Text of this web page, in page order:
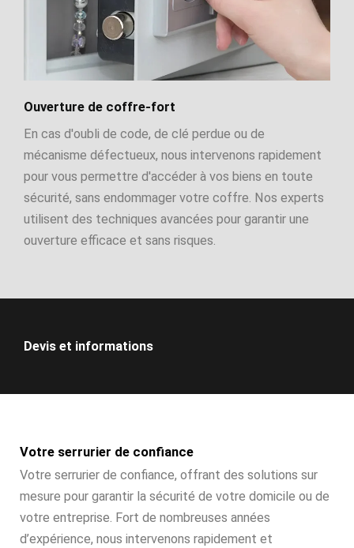
Ouverture de coffre-fort
En cas d'oubli de code, de clé perdue ou de
mécanisme défectueux, nous intervenons rapidement
pour vous permettre d'accéder à vos biens en toute
sécurité, sans endommager votre coffre. Nos experts
utilisent des techniques avancées pour garantir une
ouverture efficace et sans risques.
Devis et informations
Votre serrurier de confiance
Votre serrurier de confiance, offrant des solutions sur
mesure pour garantir la sécurité de votre domicile ou de
votre entreprise. Fort de nombreuses années
d’expérience, nous intervenons rapidement et